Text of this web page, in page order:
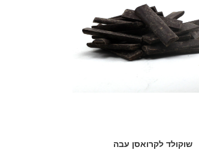
שוקולד לקרואסן עבה